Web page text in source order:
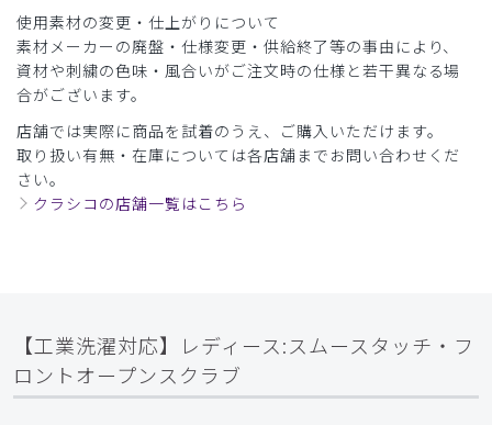
使用素材の変更・仕上がりについて
素材メーカーの廃盤・仕様変更・供給終了等の事由により、
資材や刺繍の色味・風合いがご注文時の仕様と若干異なる場
合がございます。
店舗では実際に商品を試着のうえ、ご購入いただけます。
取り扱い有無・在庫については各店舗までお問い合わせくだ
さい。
クラシコの店舗一覧はこちら
【工業洗濯対応】レディース:スムースタッチ・フ
ロントオープンスクラブ